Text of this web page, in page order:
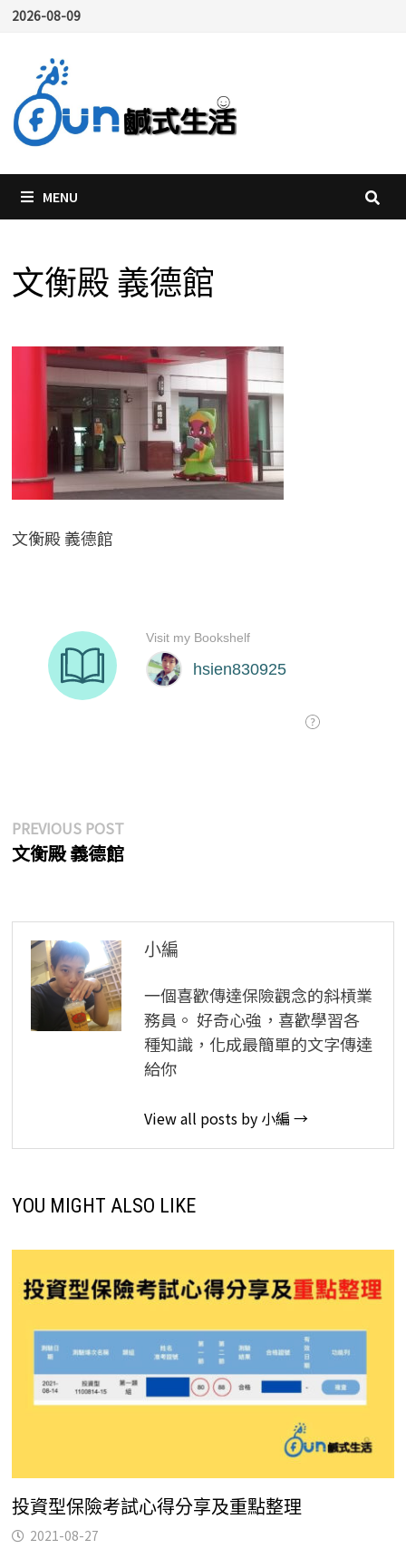
Skip
content
2026-08-09
MENU
文衡殿 義德館
文衡殿 義德館
文
章
覽
PREVIOUS POSTPrevious
post:
文衡殿 義德館
小編
一個喜歡傳達保險觀念的斜槓業
務員。 好奇心強，喜歡學習各
種知識，化成最簡單的文字傳達
給你
View all posts by 小編 →
YOU MIGHT ALSO LIKE
投資型保險考試心得分享及重點整理
2021-08-27